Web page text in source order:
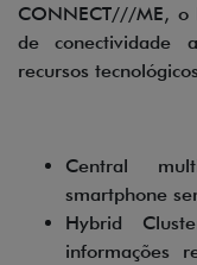
CONNECT///ME, o
de conectividade
recursos
Central
smartphone
Hybrid
informações